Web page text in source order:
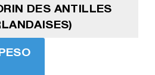
DES ANTILLES